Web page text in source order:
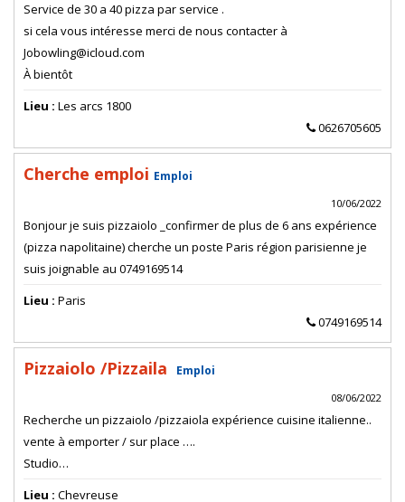
Service de 30 a 40 pizza par service .
si cela vous intéresse merci de nous contacter à
Jobowling@icloud.com
À bientôt
Lieu : Les arcs 1800
0626705605
Cherche emploi Emploi
10/06/2022
Bonjour je suis pizzaiolo _confirmer de plus de 6 ans expérience
(pizza napolitaine) cherche un poste Paris région parisienne je
suis joignable au 0749169514
Lieu : Paris
0749169514
Pizzaiolo /Pizzaila Emploi
08/06/2022
Recherche un pizzaiolo /pizzaiola expérience cuisine italienne..
vente à emporter / sur place ….
Studio…
Lieu : Chevreuse